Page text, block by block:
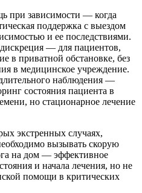
при зависимости — когда
поддержка с выездом
и ее последствиями.
— для пациентов,
в приватной обстановке, без
в медицинское учреждение.
наблюдения —
состояния пациента в
но стационарное лечение
экстренных случаях,
вызывать скорую
на дом — эффективное
и начала лечения, но не
помощи в критических